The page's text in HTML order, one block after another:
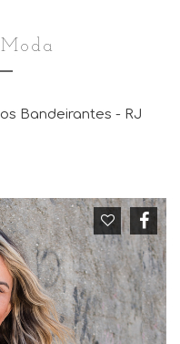
Bandeirantes - RJ